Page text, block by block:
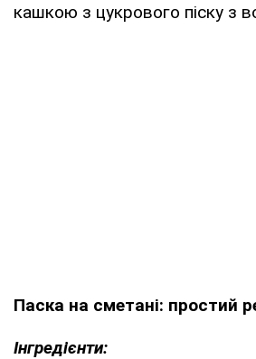
кашкою з цукрового піску з
Паска на сметані: простий
Інгредієнти: